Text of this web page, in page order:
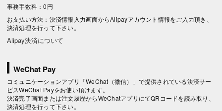
事務手数料：0円
お支払い方法：決済情報入力画面からAlipayアカウント情報をご入力頂き、
決済処理を行って下さい。
Alipay決済について
WeChat Pay
コミュニケーションアプリ「WeChat（微信）」で提供されている決済サー
ビスWeChat Payをお使い頂けます。
決済完了画面または注文履歴からWeChatアプリにてQRコードを読み取り、
決済処理を行って下さい。